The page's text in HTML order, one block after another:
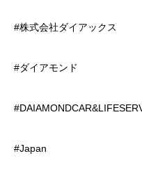
#株式会社ダイアックス
#ダイアモンド
#Japan